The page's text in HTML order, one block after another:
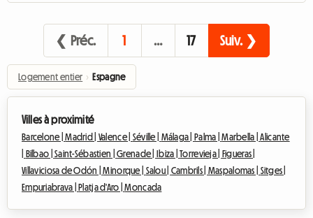
❮ Préc. 1 … 17 Suiv. ❯
Logement entier › Espagne
Villes à proximité
Barcelone |Madrid | Valence | Séville | Málaga | Palma |Marbella |Alicante
Bilbao |Saint-Sébastien |Grenade | Ibiza |Torrevieja |
Figueras |
Villaviciosa de Odón |Minorque | Salou | Cambrils | Maspalomas | Sitges |
Empuriabrava |
Platja d'Aro |Moncada